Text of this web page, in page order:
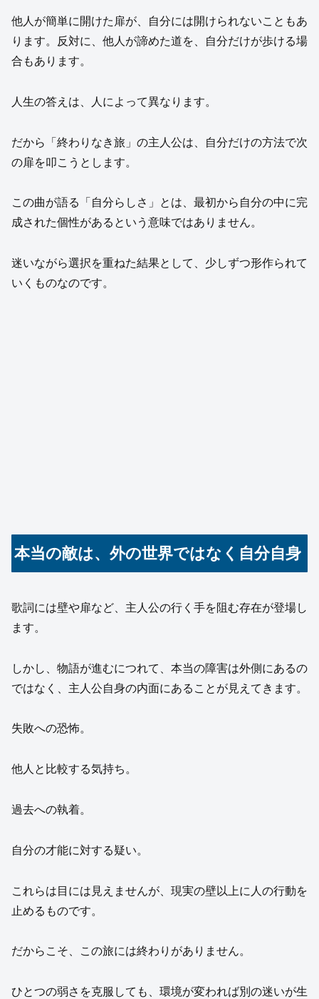
他人が簡単に開けた扉が、自分には開けられないこともあ
ります。反対に、他人が諦めた道を、自分だけが歩ける場
合もあります。
人生の答えは、人によって異なります。
だから「終わりなき旅」の主人公は、自分だけの方法で次
の扉を叩こうとします。
この曲が語る「自分らしさ」とは、最初から自分の中に完
成された個性があるという意味ではありません。
迷いながら選択を重ねた結果として、少しずつ形作られて
いくものなのです。
本当の敵は、外の世界ではなく自分自身
歌詞には壁や扉など、主人公の行く手を阻む存在が登場し
ます。
しかし、物語が進むにつれて、本当の障害は外側にあるの
ではなく、主人公自身の内面にあることが見えてきます。
失敗への恐怖。
他人と比較する気持ち。
過去への執着。
自分の才能に対する疑い。
これらは目には見えませんが、現実の壁以上に人の行動を
止めるものです。
だからこそ、この旅には終わりがありません。
ひとつの弱さを克服しても、環境が変われば別の迷いが生